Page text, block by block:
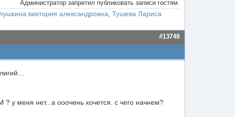
Администратор запретил публиковать записи гостям.
пушкина виктория александровна Тушева Лариса
#13748
у меня нет...а ооочень хочется. с чего начнем?